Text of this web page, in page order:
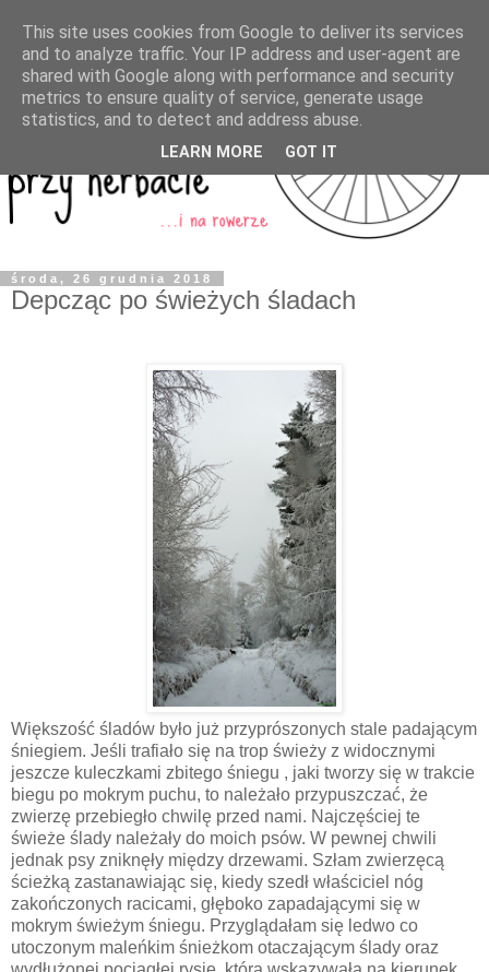
środa, 26 grudnia 2018
Depcząc po świeżych śladach
Większość śladów było już przyprószonych stale padającym
śniegiem. Jeśli trafiało się na trop świeży z widocznymi
jeszcze kuleczkami zbitego śniegu , jaki tworzy się w trakcie
biegu po mokrym puchu, to należało przypuszczać, że
zwierzę przebiegło chwilę przed nami. Najczęściej te
świeże ślady należały do moich psów. W pewnej chwili
jednak psy zniknęły między drzewami. Szłam zwierzęcą
ścieżką zastanawiając się, kiedy szedł właściciel nóg
zakończonych racicami, głęboko zapadającymi się w
mokrym świeżym śniegu. Przyglądałam się ledwo co
utoczonym maleńkim śnieżkom otaczającym ślady oraz
This site uses cookies from Google to deliver its services
and to analyze traffic. Your IP address and user-agent are
shared with Google along with performance and security
metrics to ensure quality of service, generate usage
statistics, and to detect and address abuse.
LEARN MORE GOT IT